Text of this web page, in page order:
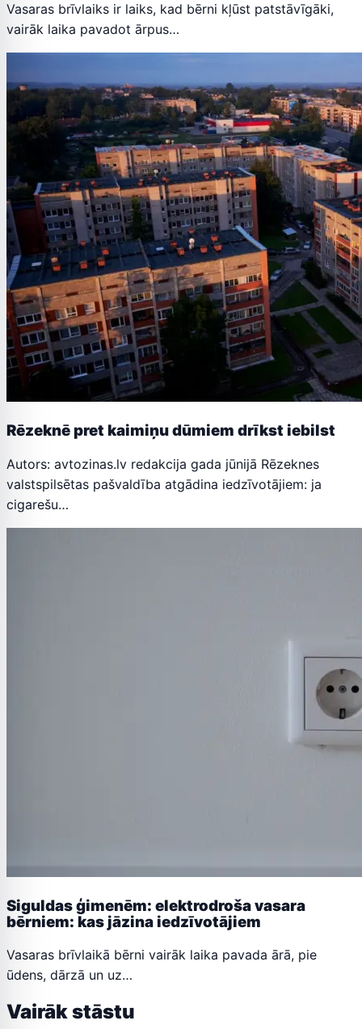
Vasaras brīvlaiks ir laiks, kad bērni kļūst patstāvīgāki,
vairāk laika pavadot ārpus…
Rēzeknē pret kaimiņu dūmiem drīkst iebilst
Autors: avtozinas.lv redakcija gada jūnijā Rēzeknes
valstspilsētas pašvaldība atgādina iedzīvotājiem: ja
cigarešu…
Siguldas ģimenēm: elektrodroša vasara
bērniem: kas jāzina iedzīvotājiem
Vasaras brīvlaikā bērni vairāk laika pavada ārā, pie
ūdens, dārzā un uz…
Vairāk stāstu